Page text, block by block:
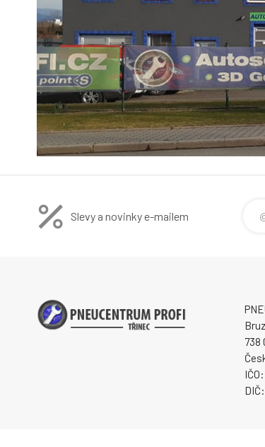
Slevy a novinky e-mailem
738